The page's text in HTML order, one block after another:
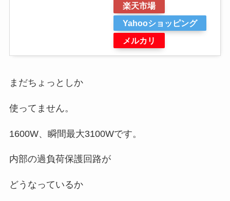
楽天市場
Yahooショッピング
メルカリ
まだちょっとしか
使ってません。
1600W、瞬間最大3100Wです。
内部の過負荷保護回路が
どうなっているか